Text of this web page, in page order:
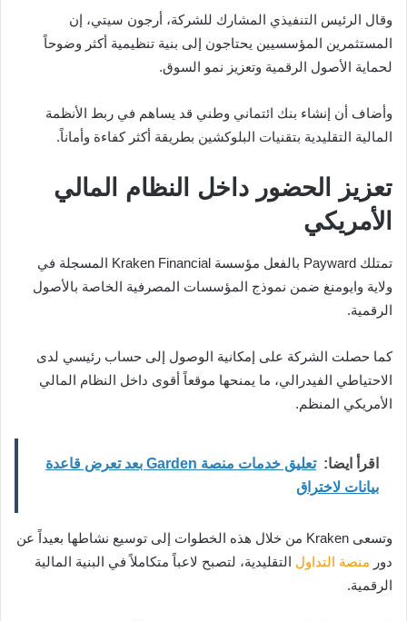
وقال الرئيس التنفيذي المشارك للشركة، أرجون سيتي، إن
المستثمرين المؤسسيين يحتاجون إلى بنية تنظيمية أكثر وضوحاً
لحماية الأصول الرقمية وتعزيز نمو السوق.
وأضاف أن إنشاء بنك ائتماني وطني قد يساهم في ربط الأنظمة
المالية التقليدية بتقنيات البلوكشين بطريقة أكثر كفاءة وأماناً.
تعزيز الحضور داخل النظام المالي
الأمريكي
تمتلك Payward بالفعل مؤسسة Kraken Financial المسجلة في
ولاية وايومنغ ضمن نموذج المؤسسات المصرفية الخاصة بالأصول
الرقمية.
كما حصلت الشركة على إمكانية الوصول إلى حساب رئيسي لدى
الاحتياطي الفيدرالي، ما يمنحها موقعاً أقوى داخل النظام المالي
الأمريكي المنظم.
اقرأ ايضا:
تعليق خدمات منصة Garden بعد تعرض قاعدة
بيانات لاختراق
وتسعى Kraken من خلال هذه الخطوات إلى توسيع نشاطها بعيداً عن
دور منصة التداول التقليدية، لتصبح لاعباً متكاملاً في البنية المالية
الرقمية.